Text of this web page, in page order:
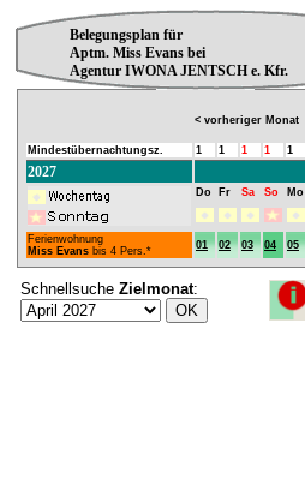
Belegungsplan für
Aptm. Miss Evans bei
Agentur IWONA JENTSCH e. Kfr.
< vorheriger Monat
Mindestübernachtungsz. 1 1 1 1 1
2027
Do Fr Sa So Mo
Ferienwohnung
Miss Evans bis 4 Pers.* 01 02 03 04 05
Schnellsuche Zielmonat: